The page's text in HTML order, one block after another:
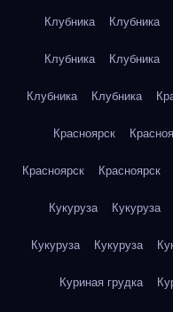
Клубника Клубника
Клубника Клубника
Клубника Клубника
Красноярск
Красноярск Красноярск
Кукуруза Кукуруза
Кукуруза Кукуруза
Куриная грудка